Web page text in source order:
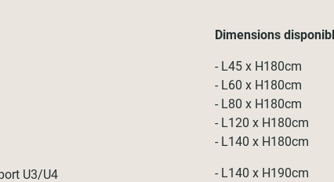
U3/U4
Dimensions
- L45 x H180cm
- L60 x H180cm
- L80 x H180cm
- L120 x H180cm
- L140 x H180cm
- L140 x H190cm